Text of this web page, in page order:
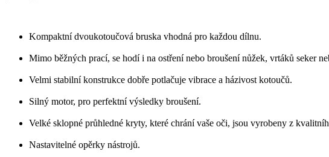
Kompaktní dvoukotoučová bruska vhodná pro každou dílnu.
Mimo běžných prací, se hodí i na ostření nebo broušení nůžek, vrtáků seker
Velmi stabilní konstrukce dobře potlačuje vibrace a házivost kotoučů.
Silný motor, pro perfektní výsledky broušení.
Velké sklopné průhledné kryty, které chrání vaše oči, jsou vyrobeny z
Nastavitelné opěrky nástrojů.